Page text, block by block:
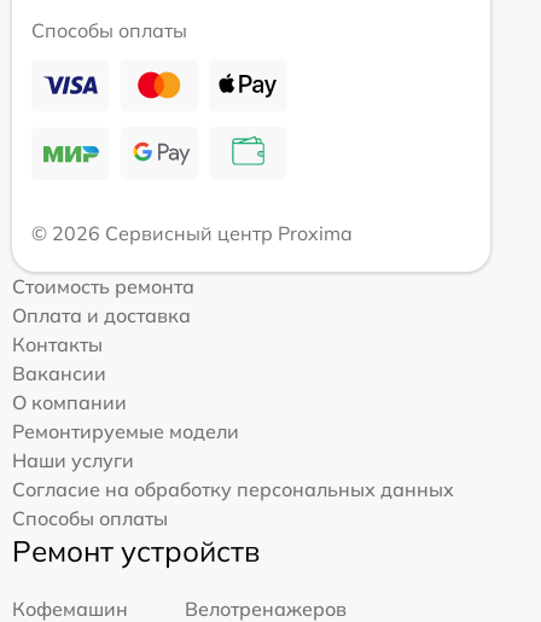
Способы оплаты
© 2026 Сервисный центр Proxima
Стоимость ремонта
Оплата и доставка
Контакты
Вакансии
О компании
Ремонтируемые модели
Наши услуги
Согласие на обработку персональных данных
Способы оплаты
Ремонт устройств
Кофемашин
Велотренажеров